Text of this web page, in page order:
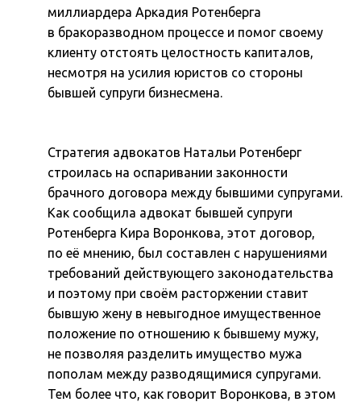
миллиардера Аркадия Ротенберга
в бракоразводном процессе и помог своему
клиенту отстоять целостность капиталов,
несмотря на усилия юристов со стороны
бывшей супруги бизнесмена.
Стратегия адвокатов Натальи Ротенберг
строилась на оспаривании законности
брачного договора между бывшими супругами.
Как сообщила адвокат бывшей супруги
Ротенберга Кира Воронкова, этот договор,
по её мнению, был составлен с нарушениями
требований действующего законодательства
и поэтому при своём расторжении ставит
бывшую жену в невыгодное имущественное
положение по отношению к бывшему мужу,
не позволяя разделить имущество мужа
пополам между разводящимися супругами.
Тем более что, как говорит Воронкова, в этом